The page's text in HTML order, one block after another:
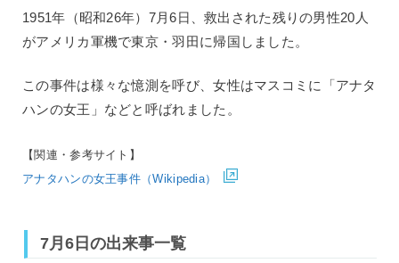
1951年（昭和26年）7月6日、救出された残りの男性20人
がアメリカ軍機で東京・羽田に帰国しました。
この事件は様々な憶測を呼び、女性はマスコミに「アナタ
ハンの女王」などと呼ばれました。
【関連・参考サイト】
アナタハンの女王事件（Wikipedia）
7月6日の出来事一覧